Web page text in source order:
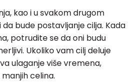
kao i u svakom drugom
bude postavljanje cilja. Kada
potrudite se da oni budu
Ukoliko vam cilj deluje
ulaganje više vremena,
celina.